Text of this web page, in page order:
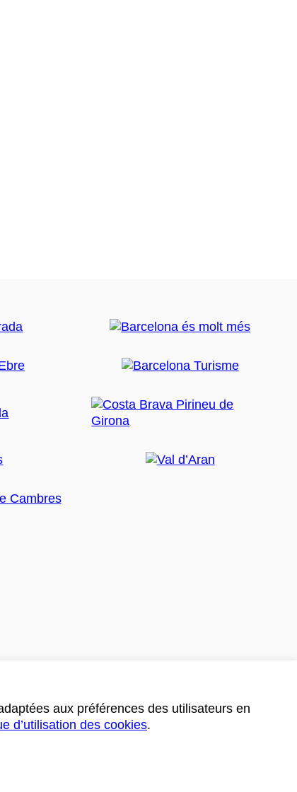
aux préférences des utilisateurs en
d’utilisation des cookies.